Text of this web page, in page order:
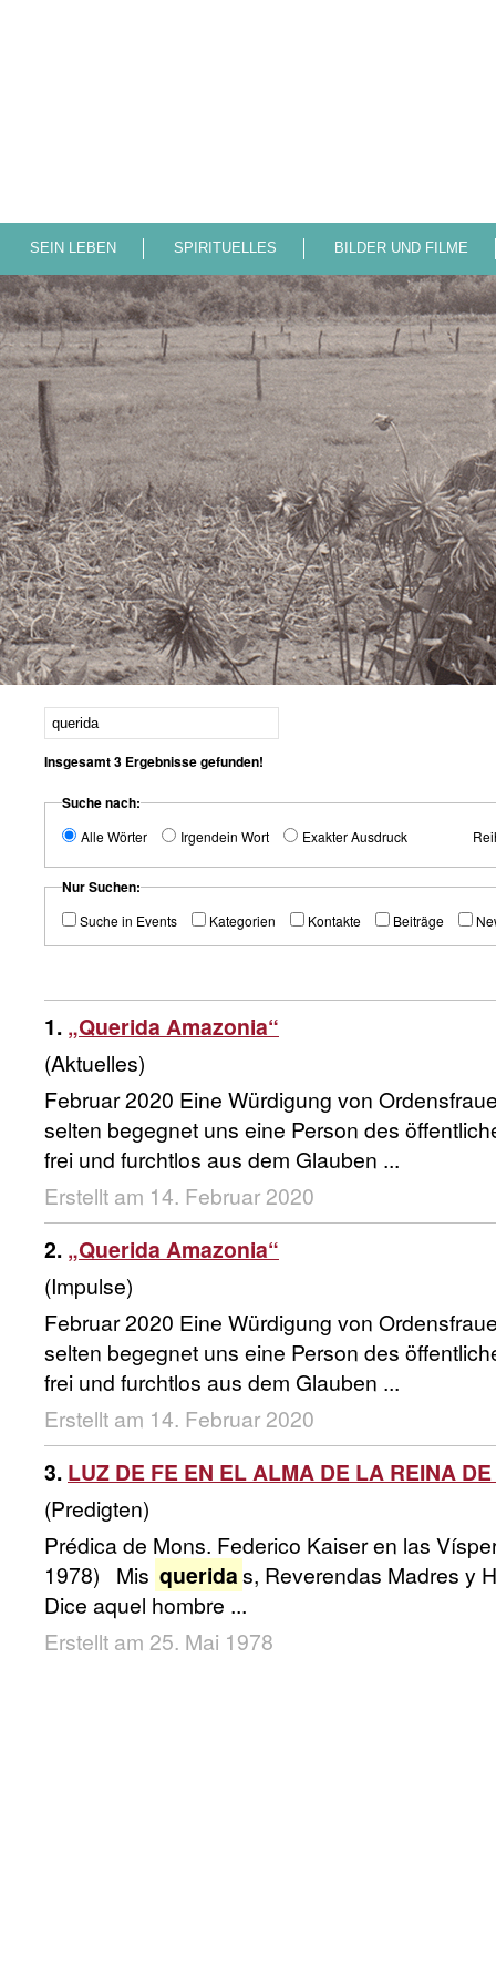
SEIN LEBEN SPIRITUELLES BILDER UND FILME
1 2 3 4 5 6
Insgesamt3 Ergebnisse gefunden!
Suche nach:
Alle Wörter Irgendein Wort Exakter Ausdruck
Nur Suchen:
Suche in Events Kategorien Kontakte Beiträge
1. „Querida Amazonia“
(Aktuelles)
Februar 2020 Eine Würdigung von
selten begegnet uns eine Person des
frei und furchtlos aus dem Glauben ...
Erstellt am 14. Februar 2020
2. „Querida Amazonia“
(Impulse)
Februar 2020 Eine Würdigung von
selten begegnet uns eine Person des
frei und furchtlos aus dem Glauben ...
Erstellt am 14. Februar 2020
3. LUZ DE FE EN EL ALMA DE LA REINA
(Predigten)
Prédica de Mons. Federico Kaiser en las
1978) Mis queridas, Reverendas Madres y
Dice aquel hombre ...
Erstellt am 25. Mai 1978